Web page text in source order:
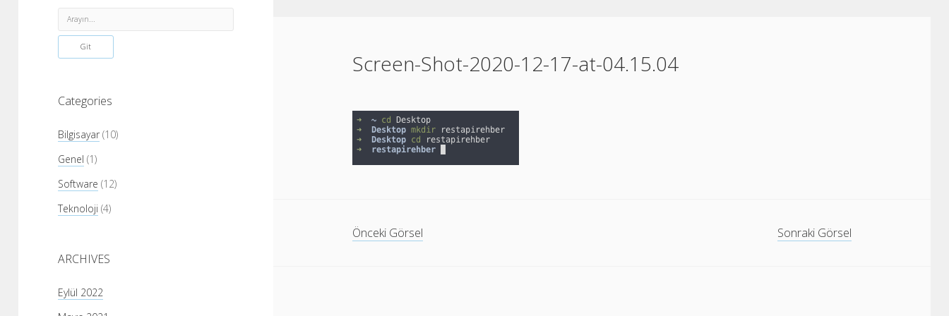
Menü
Ara
Categories
Bilgisayar (10)
Genel (1)
Software (12)
Teknoloji (4)
ARCHIVES
Eylül 2022
Screen-Shot-2020-12-17-at-04.15.04
Önceki Görsel Sonraki Görsel